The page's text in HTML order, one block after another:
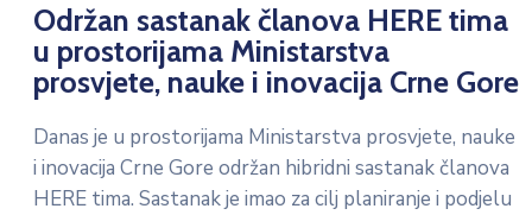
Održan sastanak članova HERE tima
u prostorijama Ministarstva
prosvjete, nauke i inovacija Crne Gore
Danas je u prostorijama Ministarstva prosvjete, nauke
i inovacija Crne Gore održan hibridni sastanak članova
HERE tima. Sastanak je imao za cilj planiranje i podjelu